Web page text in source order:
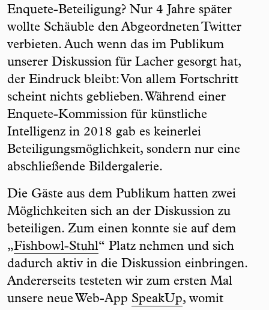
Enquete-Beteiligung? Nur 4 Jahre später
wollte Schäuble den Abgeordneten Twitter
verbieten. Auch wenn das im Publikum
unserer Diskussion für Lacher gesorgt hat,
der Eindruck bleibt: Von allem Fortschritt
scheint nichts geblieben. Während einer
Enquete-Kommission für künstliche
Intelligenz in 2018 gab es keinerlei
Beteiligungsmöglichkeit, sondern nur eine
abschließende Bildergalerie.
Die Gäste aus dem Publikum hatten zwei
Möglichkeiten sich an der Diskussion zu
beteiligen. Zum einen konnte sie auf dem
„Fishbowl-Stuhl“ Platz nehmen und sich
dadurch aktiv in die Diskussion einbringen.
Andererseits testeten wir zum ersten Mal
unsere neue Web-App SpeakUp, womit